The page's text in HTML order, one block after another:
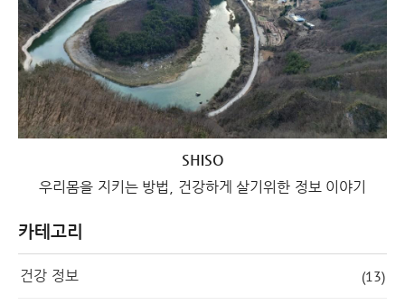
SHISO
우리몸을 지키는 방법, 건강하게 살기위한 정보 이야기
카테고리
건강 정보 (13)